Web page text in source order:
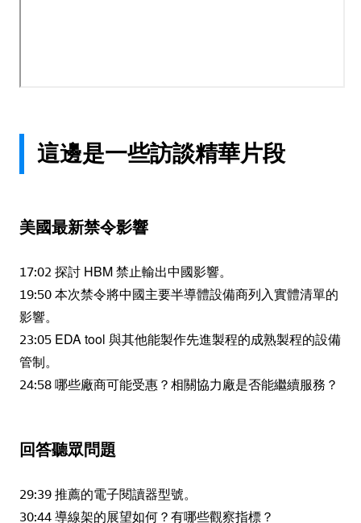
這邊是一些訪談精華片段
美國最新禁令影響
17:02 探討 HBM 禁止輸出中國影響。
19:50 本次禁令將中國主要半導體設備商列入實體清單的
影響。
23:05 EDA tool 與其他能製作先進製程的成熟製程的設備
管制。
24:58 哪些廠商可能受惠？相關協力廠是否能繼續服務？
回答聽眾問題
29:39 推薦的電子閱讀器型號。
30:44 導線架的展望如何？有哪些觀察指標？